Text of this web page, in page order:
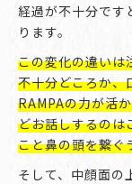
経過が不十分です
ります。
この変化の違いは
不十分どころか、
RAMPAの力が活
どお話しするのは
こと鼻の頭を繋ぐ
そして、中顔面の